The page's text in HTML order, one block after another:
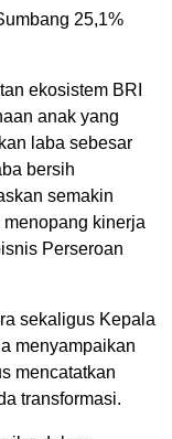
25,1%
ekosistem BRI
anak yang
laba sebesar
bersih
semakin
kinerja
Perseroan
sekaligus Kepala
menyampaikan
mencatatkan
transformasi.